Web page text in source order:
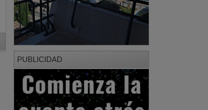
PUBLICIDAD